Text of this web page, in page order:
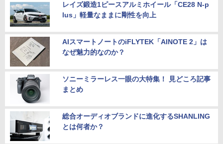
レイズ鍛造1ピースアルミホイール「CE28 N-p
lus」軽量なままに剛性を向上
AIスマートノートのiFLYTEK「AINOTE 2」は
なぜ魅力的なのか？
ソニーミラーレス一眼の大特集！ 見どころ記事
まとめ
総合オーディオブランドに進化するSHANLING
とは何者か？